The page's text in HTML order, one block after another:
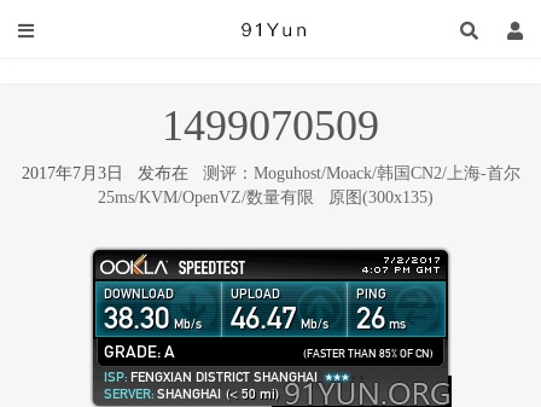
1499070509
2017年7月3日 发布在 测评：Moguhost/Moack/韩国CN2/上海-首尔
25ms/KVM/OpenVZ/数量有限
原图(300x135)